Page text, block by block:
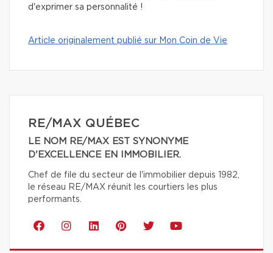
d'exprimer sa personnalité !
Article originalement publié sur Mon Coin de Vie
RE/MAX QUÉBEC
LE NOM RE/MAX EST SYNONYME
D'EXCELLENCE EN IMMOBILIER.
Chef de file du secteur de l'immobilier depuis 1982,
le réseau RE/MAX réunit les courtiers les plus
performants.